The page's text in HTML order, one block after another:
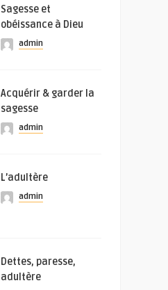
Sagesse et
obéissance à Dieu
admin
Acquérir & garder la
sagesse
admin
L’adultère
admin
Dettes, paresse,
adultère